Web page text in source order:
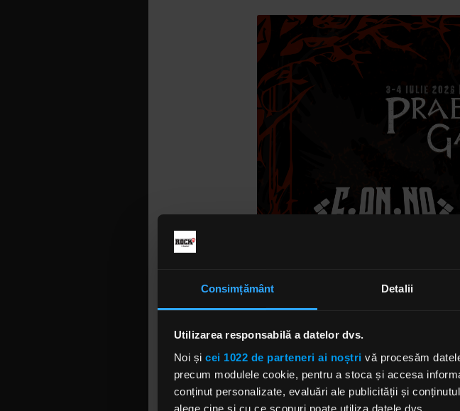
Consimțământ Detalii
Utilizarea responsabilă a datelor dvs.
Noi și cei 1022 de parteneri ai noștri vă procesăm
precum modulele cookie, pentru a stoca și accesa
conținut personalizate, evaluări ale publicității și
alege cine și cu ce scopuri poate utiliza datele dvs.